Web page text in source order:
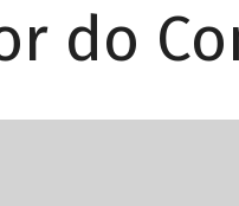
do